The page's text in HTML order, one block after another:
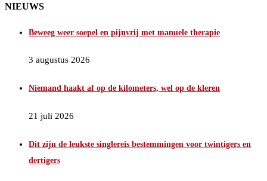
NIEUWS
Beweeg weer soepel en pijnvrij met manuele therapie
3 augustus 2026
Niemand haakt af op de kilometers, wel op de kleren
21 juli 2026
Dit zijn de leukste singlereis bestemmingen voor twintigers en
dertigers